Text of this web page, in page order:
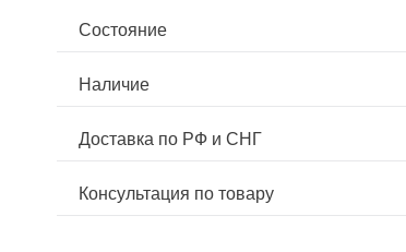
Состояние
Наличие
Доставка по РФ и СНГ
Консультация по товару